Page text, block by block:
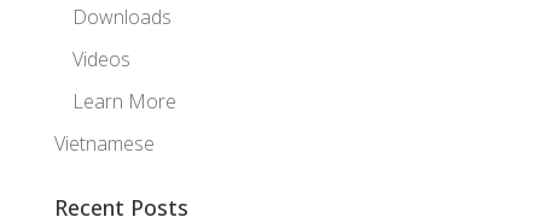
Downloads
Videos
Learn More
Vietnamese
Recent Posts